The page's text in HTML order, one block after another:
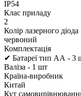
IP54
Клас приладу
2
Колір лазерного діода
червоний
Комплектація
✔ Батареї тип АА -
Валіза - 1 шт
Країна-виробник
Китай
Кут